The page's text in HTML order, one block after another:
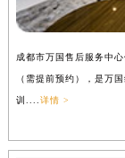
成都市万国售后服务中
（需提前预约），是万
训....详情 >